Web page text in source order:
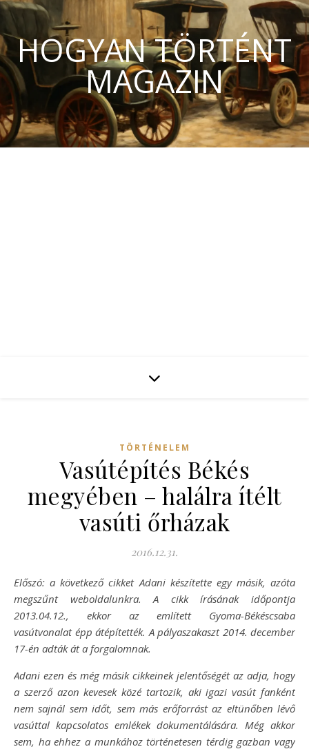
HOGYAN TÖRTÉNT
MAGAZIN
TÖRTÉNELEM
Vasútépítés Békés
megyében – halálra ítélt
vasúti őrházak
2016.12.31.
Előszó: a következő cikket Adani készítette egy másik, azóta
megszűnt weboldalunkra. A cikk írásának időpontja
2013.04.12., ekkor az említett Gyoma-Békéscsaba
vasútvonalat épp átépítették. A pályaszakaszt 2014. december
17-én adták át a forgalomnak.
Adani ezen és még másik cikkeinek jelentőségét az adja, hogy
a szerző azon kevesek közé tartozik, aki igazi vasút fanként
nem sajnál sem időt, sem más erőforrást az eltünőben lévő
vasúttal kapcsolatos emlékek dokumentálására. Még akkor
sem, ha ehhez a munkához történetesen térdig gazban vagy